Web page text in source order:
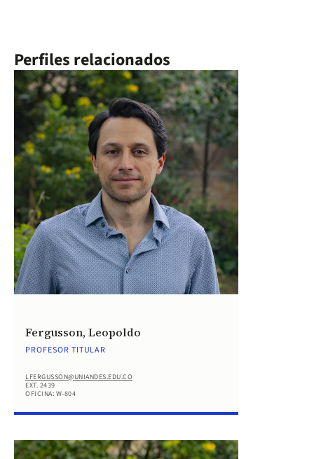
Perfiles relacionados
Fergusson, Leopoldo
PROFESOR TITULAR
LFERGUSSON@UNIANDES.EDU.CO
EXT. 2439
OFICINA: W-804